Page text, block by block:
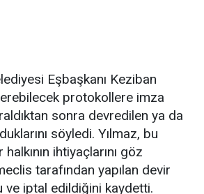
Eşbaşkanı Keziban
protokollere imza
sonra devredilen ya da
söyledi. Yılmaz, bu
ihtiyaçlarını göz
tarafından yapılan devir
ve iptal edildiğini kaydetti.